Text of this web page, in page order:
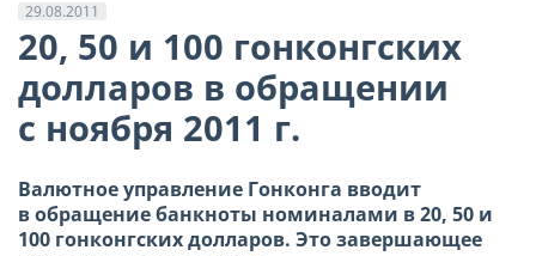
29.08.2011
20, 50 и 100 гонконгских
долларов в обращении
с ноября 2011 г.
Валютное управление Гонконга вводит
в обращение банкноты номиналами в 20, 50 и
100 гонконгских долларов. Это завершающее